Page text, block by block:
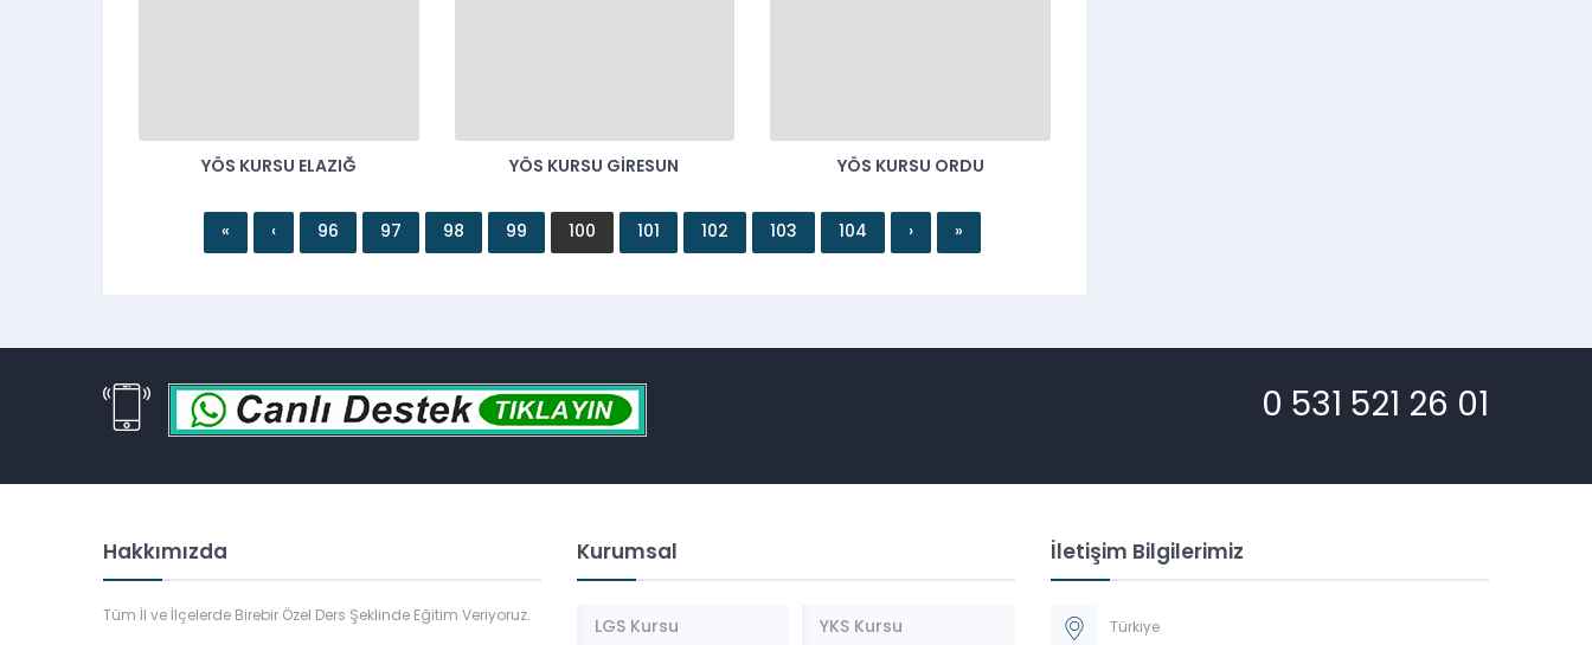
YÖS KURSU ELAZIĞ YÖS KURSU GIRESUN YÖS KURSU ORDU
« ‹ 96 97 98 99 100 101 102 103 104 › »
0 531 521 26 01
Hakkımızda
Tüm İl ve İlçelerde Birebir Özel Ders Şeklinde Eğitim Veriyoruz.
Kurumsal
LGS Kursu YKS Kursu
İletişim Bilgilerimiz
Türkiye